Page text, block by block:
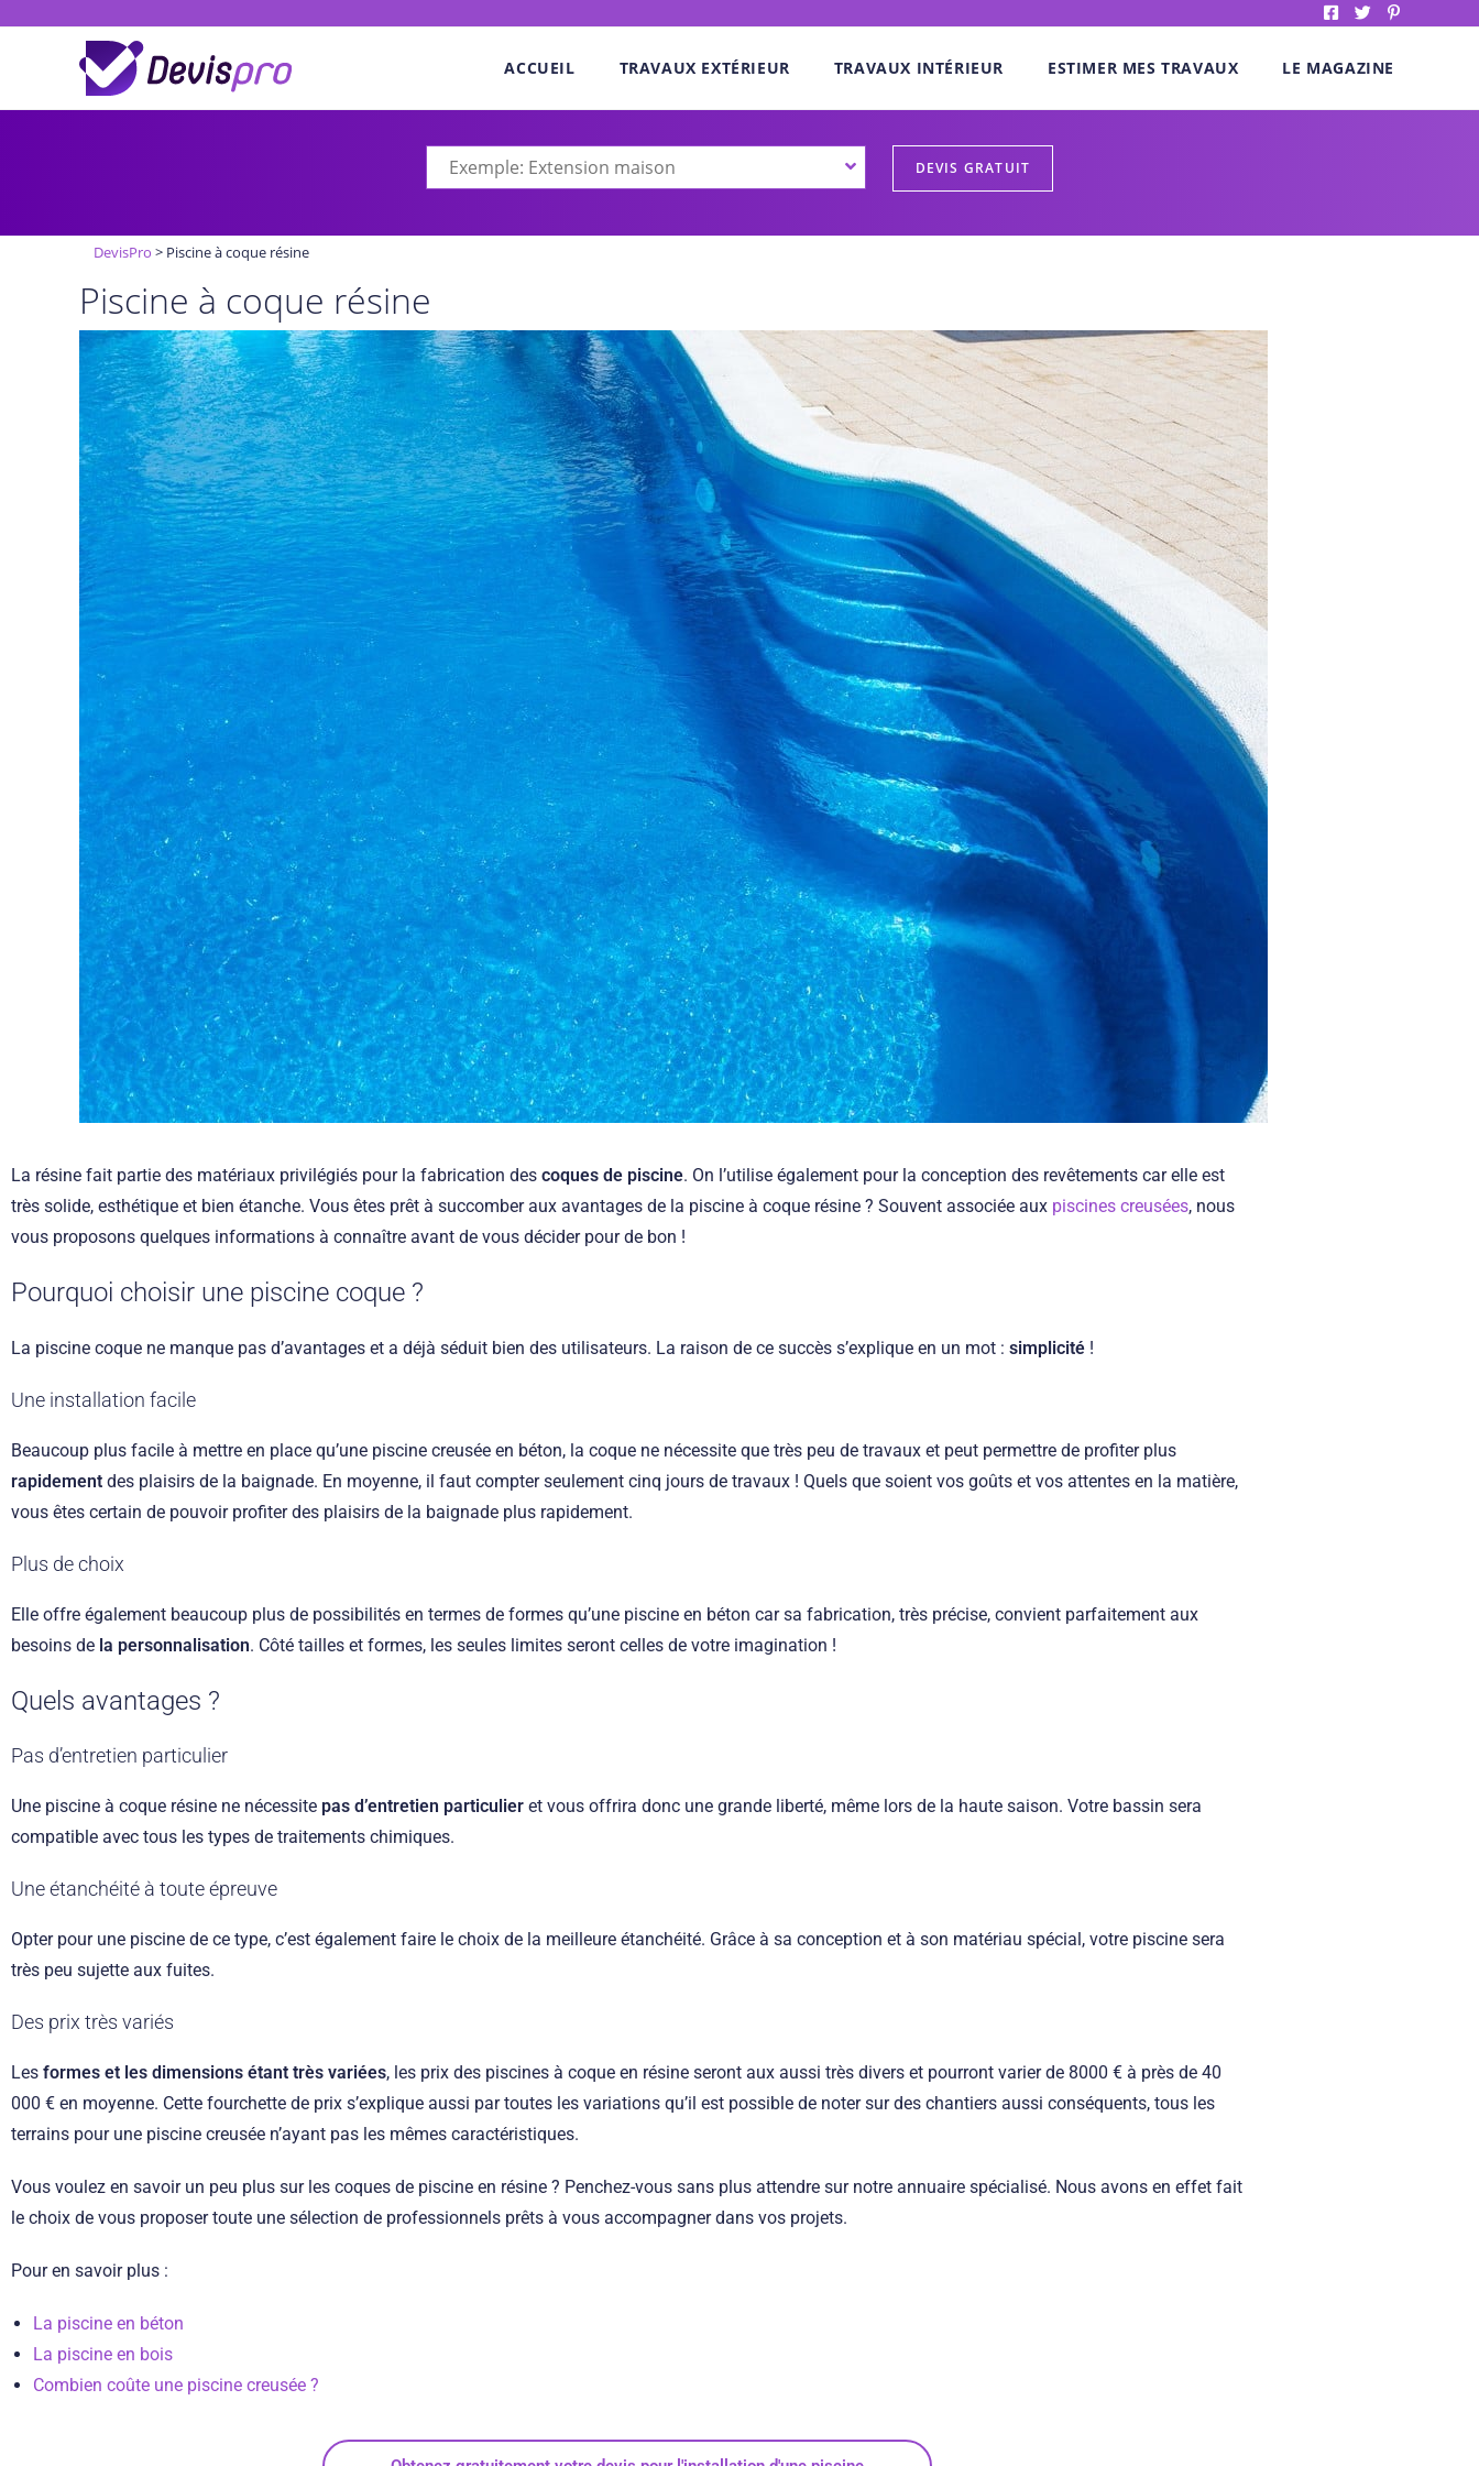
ACCUEIL TRAVAUX EXTÉRIEUR TRAVAUX INTÉRIEUR ESTIMER MES TRAVAUX LE MAGAZINE
DevisPro > Piscine à coque résine
Piscine à coque résine
La résine fait partie des matériaux privilégiés pour la fabrication des coques de piscine. On l’utilise également pour la conception des revêtements car elle est
très solide, esthétique et bien étanche. Vous êtes prêt à succomber aux avantages de la piscine à coque résine ? Souvent associée aux piscines creusées, nous
vous proposons quelques informations à connaître avant de vous décider pour de bon !
Pourquoi choisir une piscine coque ?
La piscine coque ne manque pas d’avantages et a déjà séduit bien des utilisateurs. La raison de ce succès s’explique en un mot : simplicité !
Une installation facile
Beaucoup plus facile à mettre en place qu’une piscine creusée en béton, la coque ne nécessite que très peu de travaux et peut permettre de profiter plus
rapidement des plaisirs de la baignade. En moyenne, il faut compter seulement cinq jours de travaux ! Quels que soient vos goûts et vos attentes en la matière,
vous êtes certain de pouvoir profiter des plaisirs de la baignade plus rapidement.
Plus de choix
Elle offre également beaucoup plus de possibilités en termes de formes qu’une piscine en béton car sa fabrication, très précise, convient parfaitement aux
besoins de la personnalisation. Côté tailles et formes, les seules limites seront celles de votre imagination !
Quels avantages ?
Pas d’entretien particulier
Une piscine à coque résine ne nécessite pas d’entretien particulier et vous offrira donc une grande liberté, même lors de la haute saison. Votre bassin sera
compatible avec tous les types de traitements chimiques.
Une étanchéité à toute épreuve
Opter pour une piscine de ce type, c’est également faire le choix de la meilleure étanchéité. Grâce à sa conception et à son matériau spécial, votre piscine sera
très peu sujette aux fuites.
Des prix très variés
Les formes et les dimensions étant très variées, les prix des piscines à coque en résine seront aux aussi très divers et pourront varier de 8000 € à près de 40
000 € en moyenne. Cette fourchette de prix s’explique aussi par toutes les variations qu’il est possible de noter sur des chantiers aussi conséquents, tous les
terrains pour une piscine creusée n’ayant pas les mêmes caractéristiques.
Vous voulez en savoir un peu plus sur les coques de piscine en résine ? Penchez-vous sans plus attendre sur notre annuaire spécialisé. Nous avons en effet fait
le choix de vous proposer toute une sélection de professionnels prêts à vous accompagner dans vos projets.
Pour en savoir plus :
La piscine en béton
La piscine en bois
Combien coûte une piscine creusée ?